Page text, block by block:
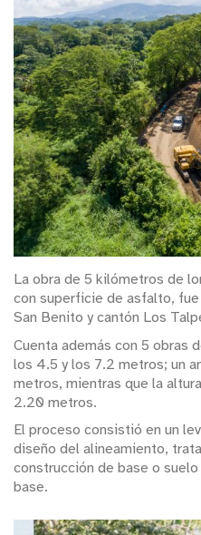
La obra de 5 kilómetros de
con superficie de asfalto,
San Benito y cantón Los
Cuenta además con 5 obras
los 4.5 y los 7.2 metros; un
metros, mientras que la
2.20 metros.
El proceso consistió en un
diseño del alineamiento,
construcción de base o
base.